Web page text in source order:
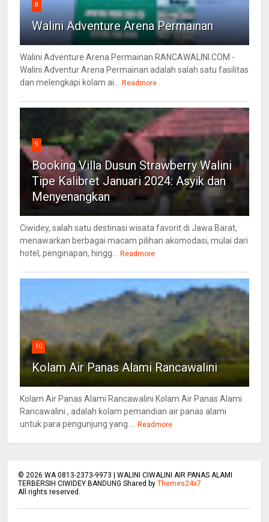
8
Walini Adventure Arena Permainan
Walini Adventure Arena Permainan RANCAWALINI.COM -
Walini Adventur Arena Permainan adalah salah satu fasilitas
dan melengkapi kolam ai...
Readmore
9
Booking Villa Dusun Strawberry Walini
Tipe Kalibret Januari 2024: Asyik dan
Menyenangkan
Ciwidey, salah satu destinasi wisata favorit di Jawa Barat,
menawarkan berbagai macam pilihan akomodasi, mulai dari
hotel, penginapan, hingg...
Readmore
10
Kolam Air Panas Alami Rancawalini
Kolam Air Panas Alami Rancawalini Kolam Air Panas Alami
Rancawalini , adalah kolam pemandian air panas alami
untuk para pengunjung yang ...
Readmore
© 2026 WA 0813-2373-9973 | WALINI CIWALINI AIR PANAS ALAMI
TERBERSIH CIWIDEY BANDUNG Shared byThemes24x7
All rights reserved.